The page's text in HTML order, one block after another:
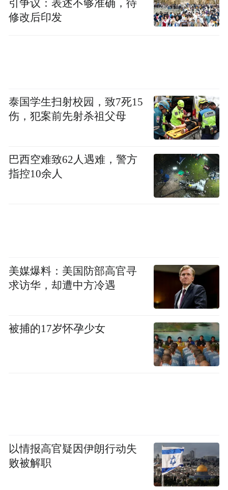
引争议：表述不够准确，待
修改后印发
泰国学生扫射校园，致7死15
伤，犯案前先射杀祖父母
巴西空难致62人遇难，警方
指控10余人
美媒爆料：美国防部高官寻
求访华，却遭中方冷遇
被捕的17岁怀孕少女
以情报高官疑因伊朗行动失
败被解职